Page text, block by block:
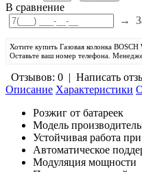
В сравнение
→
Хотите купить Газовая колонка
Оставьте ваш номер телефона.
Отзывов: 0 | Написать
Описание Характеристики
Розжиг от батареек
Модель
Устойчивая работа
Автоматическое
Модуляция мощности